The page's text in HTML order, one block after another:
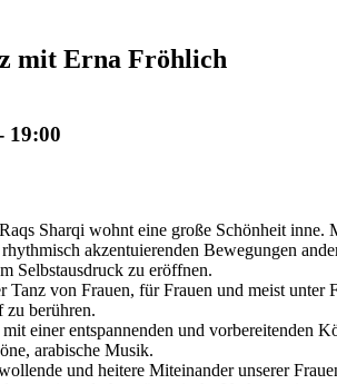
mit Erna Fröhlich
19:00
Sharqi wohnt eine große Schönheit
akzentuierenden Bewegungen
Selbstausdruck zu eröffnen.
Tanz von Frauen, für Frauen und meist
zu berühren.
einer entspannenden und vorbereitenden
arabische Musik.
und heitere Miteinander unserer